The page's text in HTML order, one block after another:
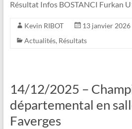
Résultat Infos BOSTANCI Furkan
Kevin RIBOT
13 janvier 2026
Actualités, Résultats
14/12/2025 –
départemental en
Faverges